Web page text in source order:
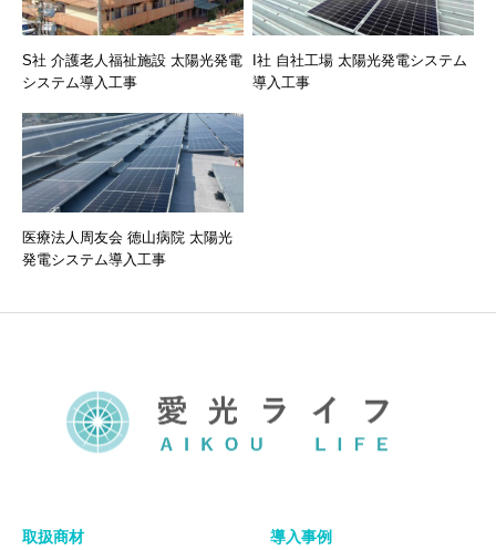
S社 介護老人福祉施設 太陽光発電
システム導入工事
I社 自社工場 太陽光発電システム
導入工事
医療法人周友会 徳山病院 太陽光
発電システム導入工事
取扱商材 導入事例